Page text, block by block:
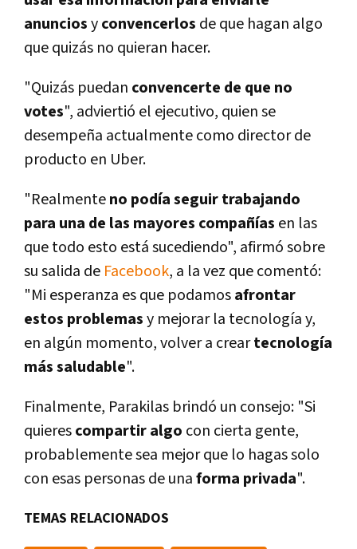
anunciosyconvencerlos de que hagan algo
que quizás no quieran hacer.
"Quizás puedan convencerte de que no
votes", adviertió el ejecutivo, quien se
desempeña actualmente como director de
producto en Uber.
"Realmenteno podí­a seguir trabajando
para una de las mayores compañí­as en las
que todo esto está sucediendo", afirmó sobre
su salida de Facebook, a la vez que comentó:
"Mi esperanza es que podamosafrontar
estos problemasy mejorar la tecnologí­a y,
en algún momento, volver a creartecnologí­a
más saludable".
Finalmente, Parakilas brindó un consejo: "Si
quierescompartir algo con cierta gente,
probablemente sea mejor que lo hagas solo
con esas personas de unaforma privada".
TEMAS RELACIONADOS